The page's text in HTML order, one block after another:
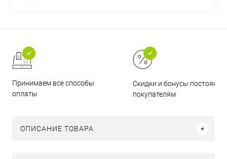
Принимаем все способы
оплаты
Скидки и бонусы
покупателям
ОПИСАНИЕ ТОВАРА